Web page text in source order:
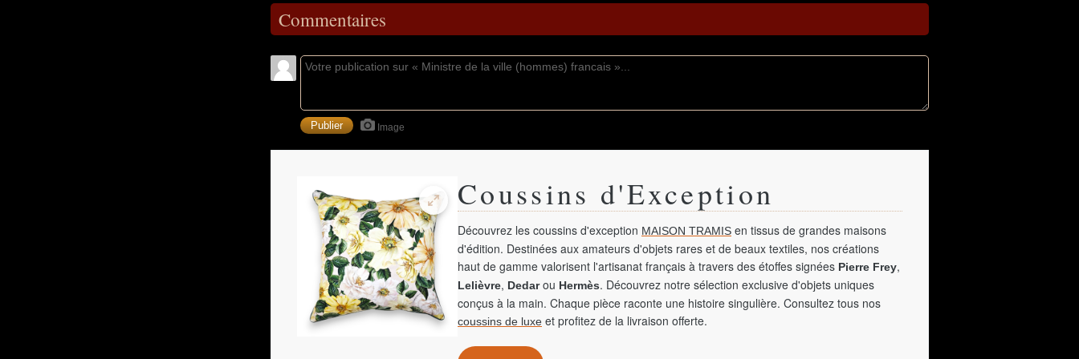
Commentaires
Image
Coussins d'Exception
Découvrez les coussins d'exception MAISON TRAMIS en tissus de grandes maisons
d'édition. Destinées aux amateurs d'objets rares et de beaux textiles, nos créations
haut de gamme valorisent l'artisanat français à travers des étoffes signées Pierre Frey,
Lelièvre, Dedarou Hermès. Découvrez notre sélection exclusive d'objets uniques
conçus à la main. Chaque pièce raconte une histoire singulière. Consultez tous nos
coussins de luxe et profitez de la livraison offerte.